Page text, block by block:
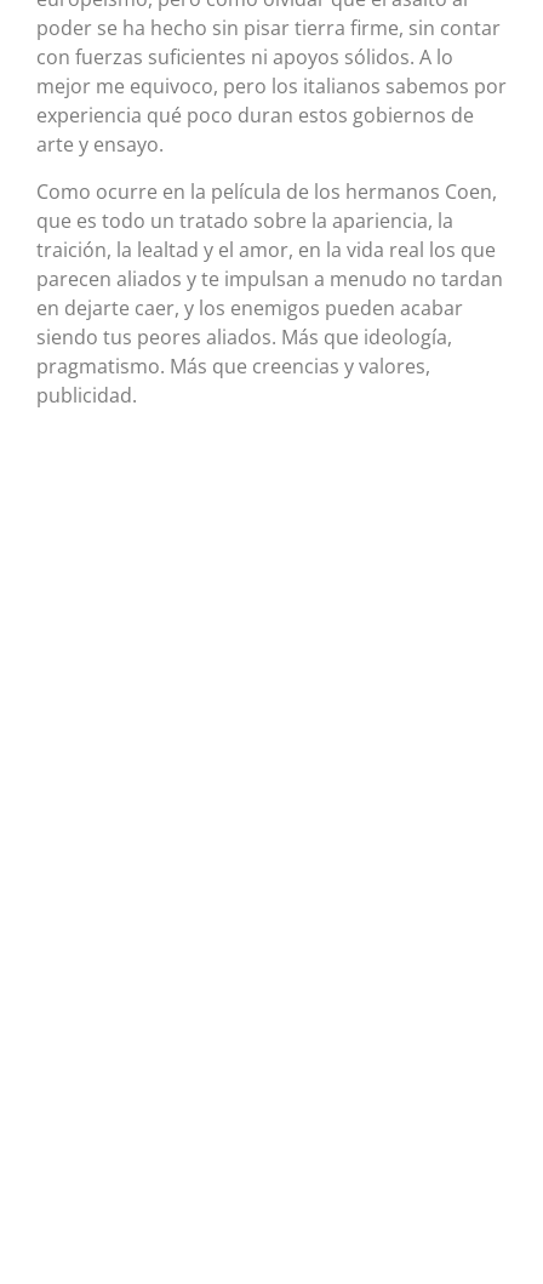
poder se ha hecho sin pisar tierra firme, sin contar
con fuerzas suficientes ni apoyos sólidos. A lo
mejor me equivoco, pero los italianos sabemos por
experiencia qué poco duran estos gobiernos de
arte y ensayo.
Como ocurre en la película de los hermanos Coen,
que es todo un tratado sobre la apariencia, la
traición, la lealtad y el amor, en la vida real los que
parecen aliados y te impulsan a menudo no tardan
en dejarte caer, y los enemigos pueden acabar
siendo tus peores aliados. Más que ideología,
pragmatismo. Más que creencias y valores,
publicidad.